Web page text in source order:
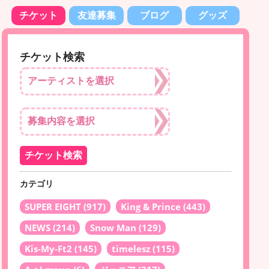
チケット 友達募集 ブログ グッズ
チケット検索
カテゴリ
SUPER EIGHT (917) King & Prince (443)
NEWS (214) Snow Man (129)
Kis-My-Ft2 (145) timelesz (115)